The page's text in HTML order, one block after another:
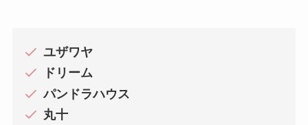
ユザワヤ
ドリーム
パンドラハウス
丸十